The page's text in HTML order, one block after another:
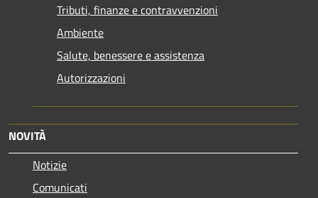
Tributi, finanze e contravvenzioni
Ambiente
Salute, benessere e assistenza
Autorizzazioni
NOVITÀ
Notizie
Comunicati